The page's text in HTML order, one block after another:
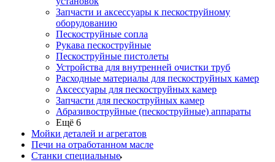
Запчасти и аксессуары к пескоструйному
оборудованию
Пескоструйные сопла
Рукава пескоструйные
Пескоструйные пистолеты
Устройства для внутренней очистки труб
Расходные материалы для пескоструйных камер
Аксессуары для пескоструйных камер
Запчасти для пескоструйных камер
Абразивоструйные (пескоструйные) аппараты
Ещё 6
Мойки деталей и агрегатов
Печи на отработанном масле
Станки специальные